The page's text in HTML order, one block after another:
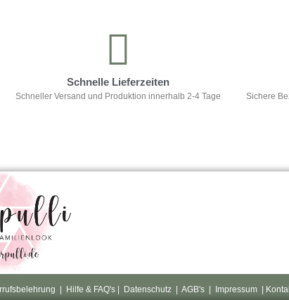
Schnelle Lieferzeiten
Schneller Versand und Produktion innerhalb 2-4 Tage
Sichere
Hilfe & FAQ's| Datenschutz| AGB's Impressum |